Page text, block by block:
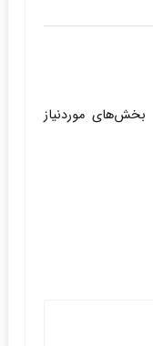
بخش‌های موردنیاز